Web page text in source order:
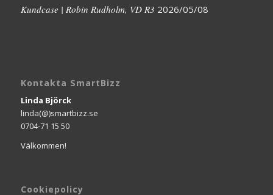
Kundcase | Robin Rudholm, VD R3 2026/05/08
Kontakta SmartBizz
Linda Björck
linda(@)smartbizz.se
0704-71 15 50
Välkommen!
Cookiepolicy